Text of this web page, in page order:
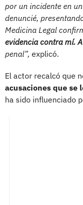
por un incidente en
denuncié,
Medicina Legal
evidencia contra mí.
penal”, explicó.
El actor recalcó que
acusaciones que se
ha sido influenciado